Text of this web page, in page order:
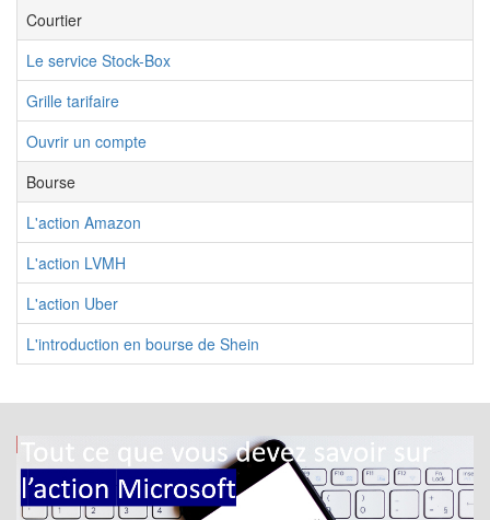
Courtier
Le service Stock-Box
Grille tarifaire
Ouvrir un compte
Bourse
L'action Amazon
L'action LVMH
L'action Uber
L'introduction en bourse de Shein